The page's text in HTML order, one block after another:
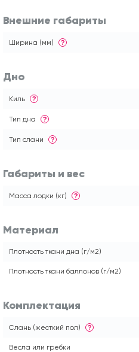
Внешние габариты
Ширина (мм) ?
Дно
Киль ?
Тип дна ?
Тип слани ?
Габариты и вес
Масса лодки (кг) ?
Материал
Плотность ткани дна (г/м2)
Плотность ткани баллонов (г/м2)
Комплектация
Слань (жесткий пол) ?
Весла или гребки